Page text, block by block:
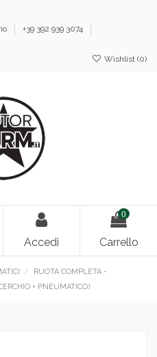
+39 392 939 3074
Wishlist (0)
Accedi
0
Carrello
RUOTA COMPLETA -
+ PNEUMATICO)